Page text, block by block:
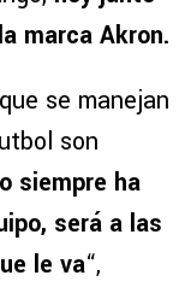
marca Akron.
se manejan
son
siempre ha
será a las
le va“,